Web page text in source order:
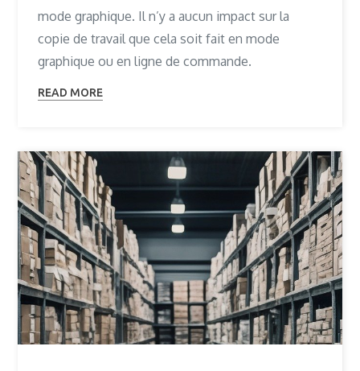
mode graphique. Il n’y a aucun impact sur la
copie de travail que cela soit fait en mode
graphique ou en ligne de commande.
READ MORE